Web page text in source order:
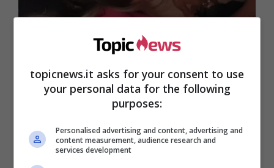
topicnews.it asks for your consent to use
your personal data for the following
purposes:
Personalised advertising and content, advertising and
content measurement, audience research and
services development